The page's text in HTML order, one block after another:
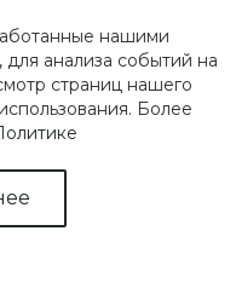
нашими
анализа событий на
страниц нашего
Более